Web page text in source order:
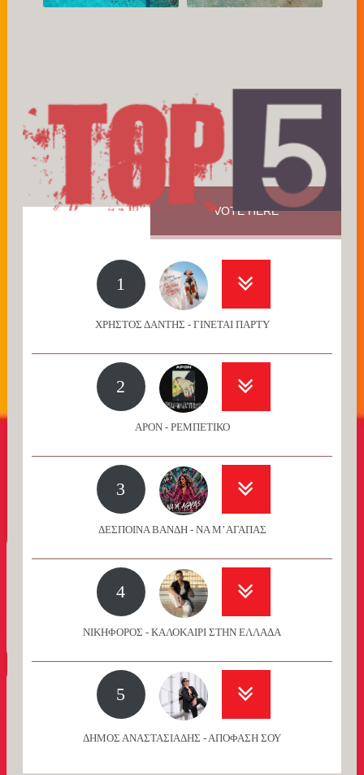
VOTE HERE
1
ΧΡΗΣΤΟΣ ΔΑΝΤΗΣ - ΓΙΝΕΤΑΙ ΠΑΡΤΥ
2
APON - ΡΕΜΠΕΤΙΚΟ
3
ΔΕΣΠΟΙΝΑ ΒΑΝΔΗ - ΝΑ Μ’ ΑΓΑΠΑΣ
4
ΝΙΚΗΦΟΡΟΣ - ΚΑΛΟΚΑΙΡΙ ΣΤΗΝ ΕΛΛΑΔΑ
5
ΔΗΜΟΣ ΑΝΑΣΤΑΣΙΑΔΗΣ - ΑΠΟΦΑΣΗ ΣΟΥ